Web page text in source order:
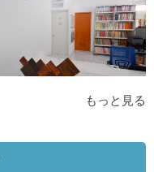
もっと見る